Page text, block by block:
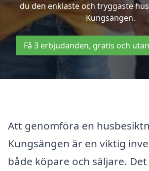
du den enklaste och tryggaste
Kungsängen.
Få 3 erbjudanden, gratis och
Att genomföra en
Kungsängen är en viktig
både köpare och säljare.